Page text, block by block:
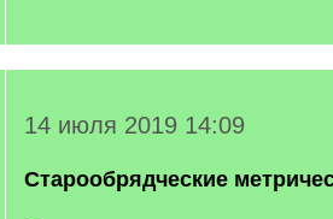
14 июля 2019 14:09
Старообрядческие